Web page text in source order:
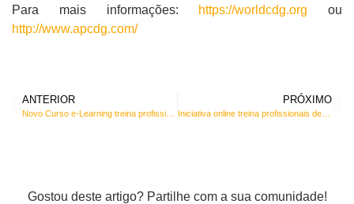
Para mais informações: https://worldcdg.org ou
http://www.apcdg.com/
ANTERIOR
Novo Curso e-Learning treina profissionais de saúde a comunicar com jornalistas
PRÓXIMO
Iniciativa online treina profissionais de saúde a comunicar de forma eficaz
Gostou deste artigo? Partilhe com a sua comunidade!